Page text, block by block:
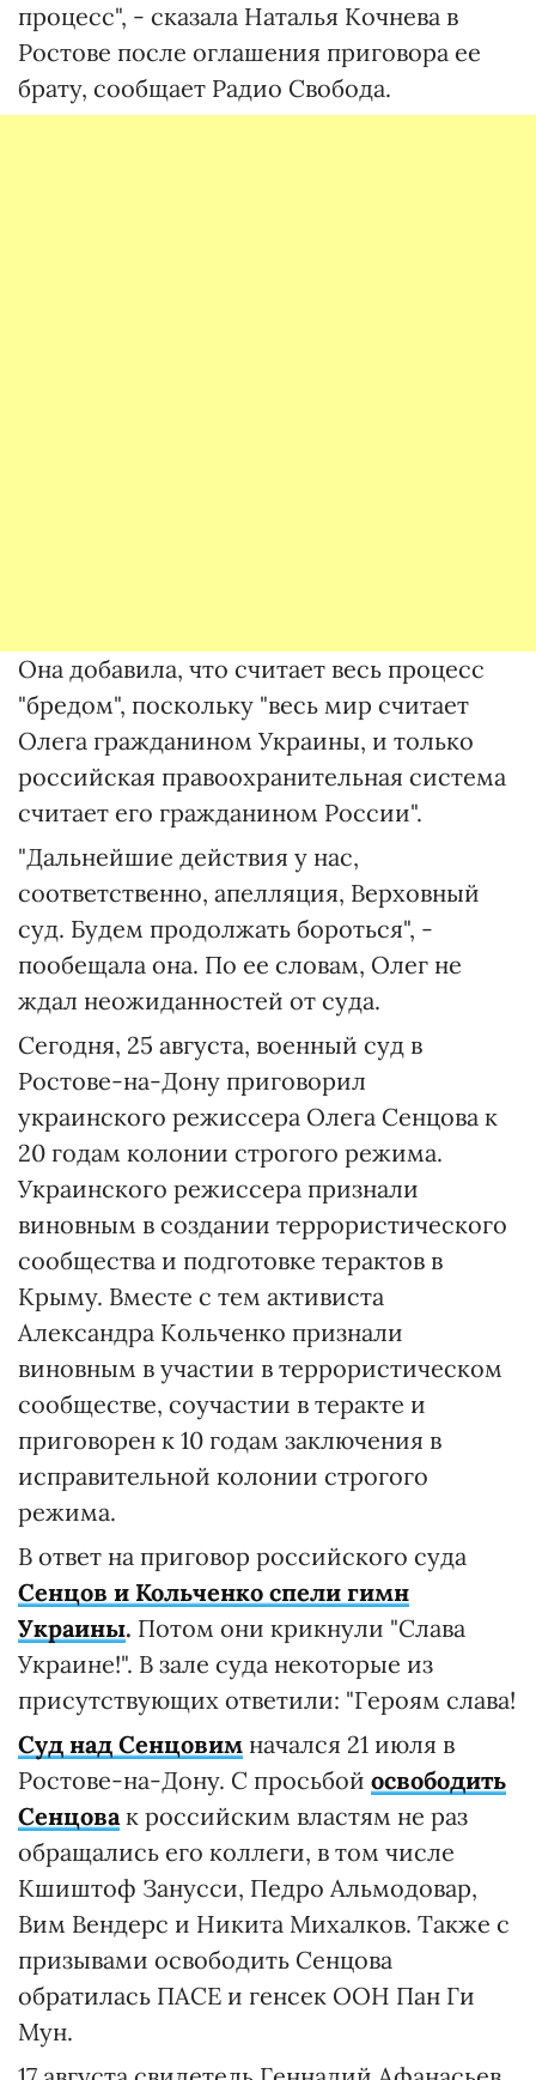
процесс", - сказала Наталья Кочнева в
Ростове после оглашения приговора ее
брату, сообщает Радио Свобода.
Она добавила, что считает весь процесс
"бредом", поскольку "весь мир считает
Олега гражданином Украины, и только
российская правоохранительная система
считает его гражданином России".
"Дальнейшие действия у нас,
соответственно, апелляция, Верховный
суд. Будем продолжать бороться", -
пообещала она. По ее словам, Олег не
ждал неожиданностей от суда.
Сегодня, 25 августа, военный суд в
Ростове-на-Дону приговорил
украинского режиссера Олега Сенцова к
20 годам колонии строгого режима.
Украинского режиссера признали
виновным в создании террористического
сообщества и подготовке терактов в
Крыму. Вместе с тем активиста
Александра Кольченко признали
виновным в участии в террористическом
сообществе, соучастии в теракте и
приговорен к 10 годам заключения в
исправительной колонии строгого
режима.
В ответ на приговор российского суда
Сенцов и Кольченко спели гимн
Украины. Потом они крикнули "Слава
Украине!". В зале суда некоторые из
присутствующих ответили: "Героям слава!
Суд над Сенцовим начался 21 июля в
Ростове-на-Дону. С просьбой освободить
Сенцовак российским властям не раз
обращались его коллеги, в том числе
Кшиштоф Занусси, Педро Альмодовар,
Вим Вендерс и Никита Михалков. Также с
призывами освободить Сенцова
обратилась ПАСЕ и генсек ООН Пан Ги
Мун.